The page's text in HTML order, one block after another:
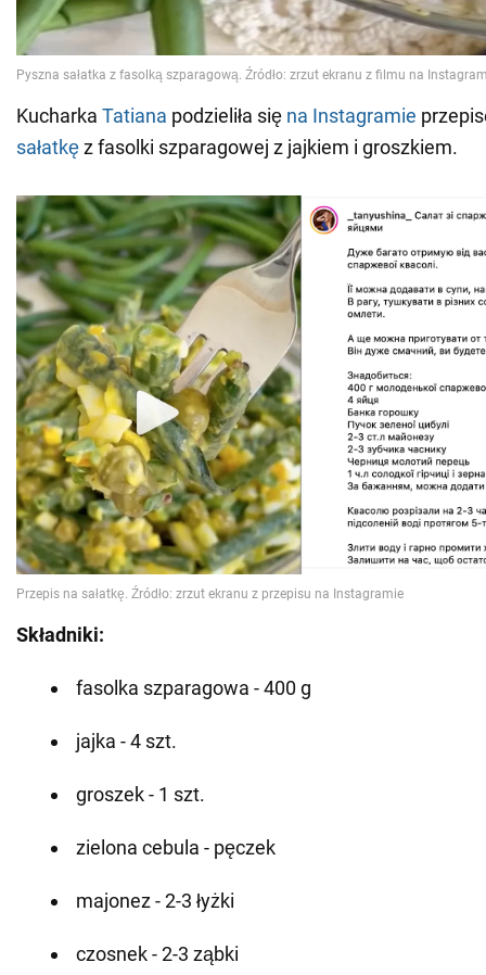
Kucharka Tatiana podzieliła się na Instagramie
sałatkęz fasolki szparagowej z jajkiem i groszkiem.
Składniki:
fasolka szparagowa - 400 g
jajka - 4 szt.
groszek - 1 szt.
zielona cebula - pęczek
majonez - 2-3 łyżki
czosnek - 2-3 ząbki